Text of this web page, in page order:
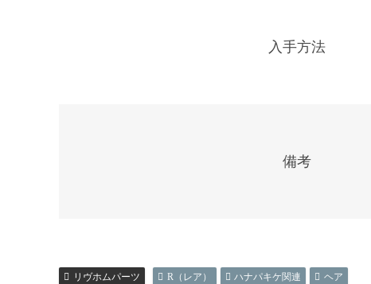
入手方法
備考
リヴホムパーツ R（レア） ハナパキケ関連 ヘア